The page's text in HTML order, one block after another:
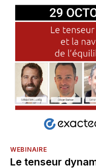
WEBINAIRE
Le tenseur